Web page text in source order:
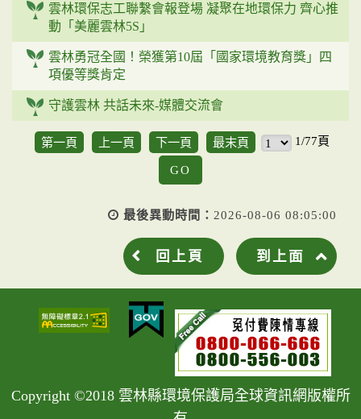
雲林環保志工聯繫會報登場 凝聚在地環保力 齊心推
動「美麗雲林5S」
雲林勇冠全國！榮獲第10屆「國家環境教育獎」四
項優等獎肯定
守護雲林 共話未來-媒體交流會
第一頁 上一頁 下一頁 最末頁
1/77頁
GO
最後異動時間： 2026-08-06 08:05:00
回上頁 到上面
Copyright ©2018 雲林縣環境保護局全球資訊網版權所